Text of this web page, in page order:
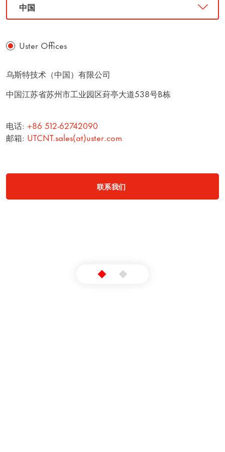
Uster Offices
乌斯特技术（中国）有限公司
中国江苏省苏州市工业园区葑亭大道538号B栋
电话: +86 512-62742090
邮箱: UTCNT.sales(at)uster.com
联系我们